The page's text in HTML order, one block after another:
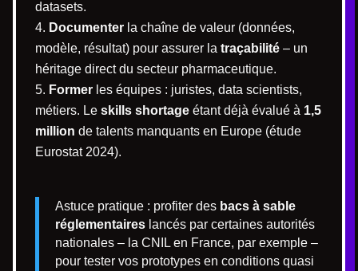
datasets.
Documenter la chaîne de valeur (données,
modèle, résultat) pour assurer la traçabilité – un
héritage direct du secteur pharmaceutique.
Former les équipes : juristes, data scientists,
métiers. Le skills shortage étant déjà évalué à 1,5
million de talents manquants en Europe (étude
Eurostat 2024).
Astuce pratique : profiter des bacs à sable
réglementaires lancés par certaines autorités
nationales – la CNIL en France, par exemple –
pour tester vos prototypes en conditions quasi